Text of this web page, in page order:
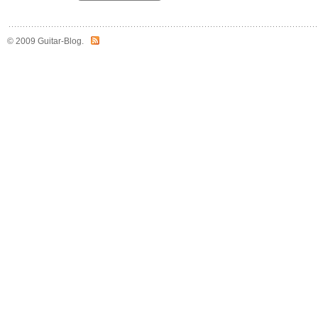
© 2009 Guitar-Blog.